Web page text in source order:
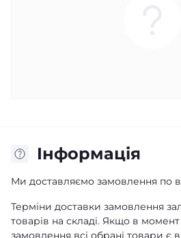
Iнформація
Ми доставляємо замовлення по
Терміни доставки замовлення
товарів на складі. Якщо в
замовлення всі обрані товари є